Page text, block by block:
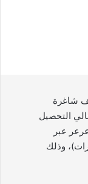
شاغرة
التحصيل
عبر
وذلك